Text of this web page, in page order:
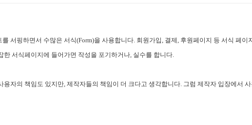
를 서핑하면서 수많은 서식(Form)을 사용합니다. 회원가입, 결제, 후원페이지 등 서식 페
한 서식페이지에 들어가면 작성을 포기하거나, 실수를 합니다.
용자의 책임도 있지만, 제작자들의 책임이 더 크다고 생각합니다. 그럼 제작자 입장에서